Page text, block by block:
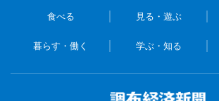
食べる 見る・遊ぶ
暮らす・働く 学ぶ・知る